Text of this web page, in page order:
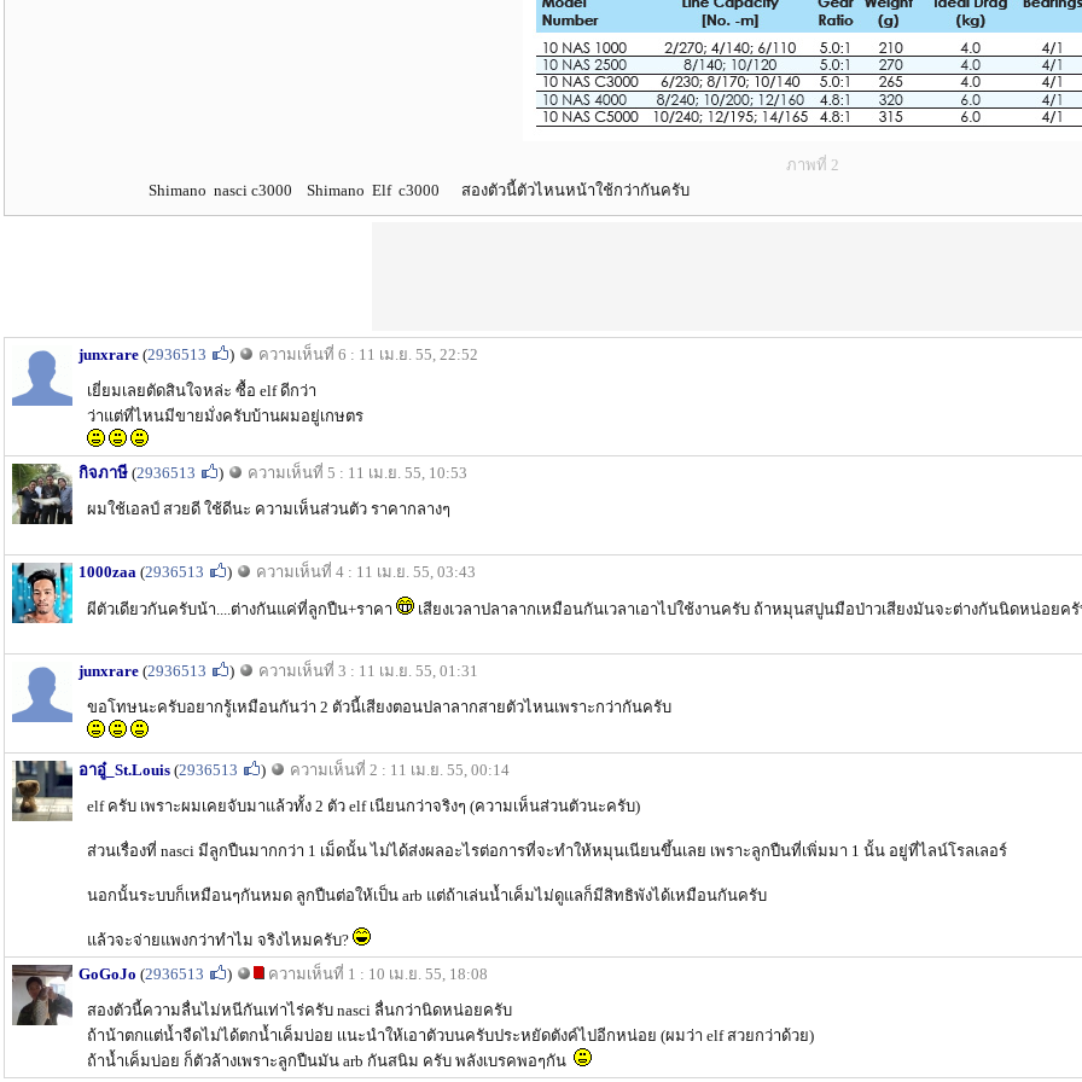
ภาพที่ 2
Shimano nasci c3000 Shimano Elf c3000 สองตัวนี้ตัวไหนหน้าใช้กว่ากันครับ
junxrare (2936513 )
ความเห็นที่ 6 : 11 เม.ย. 55, 22:52
เยี่ยมเลยตัดสินใจหล่ะ ซื้อ elf ดีกว่า
ว่าแต่ที่ไหนมีขายมั่งครับบ้านผมอยู่เกษตร
กิจภาษี (2936513 )
ความเห็นที่ 5 : 11 เม.ย. 55, 10:53
ผมใช้เอลป์ สวยดี ใช้ดีนะ ความเห็นส่วนตัว ราคากลางๆ
1000zaa (2936513 ) ความเห็นที่ 4 : 11 เม.ย. 55, 03:43
ผีตัวเดียวกันครับน้า....ต่างกันแค่ที่ลูกปืน+ราคา เสียงเวลาปลาลากเหมือนกันเวลาเอาไปใช้งานครับ ถ้าหมุนสปูนมือป่าวเสียงมันจะต่างกันนิดหน่อยค
junxrare (2936513 )
ความเห็นที่ 3 : 11 เม.ย. 55, 01:31
ขอโทษนะครับอยากรู้เหมือนกันว่า 2 ตัวนี้เสียงตอนปลาลากสายตัวไหนเพราะกว่ากันครับ
อาอู๋_St.Louis (2936513 )
ความเห็นที่ 2 : 11 เม.ย. 55, 00:14
elf ครับ เพราะผมเคยจับมาแล้วทั้ง 2 ตัว elf เนียนกว่าจริงๆ (ความเห็นส่วนตัวนะครับ)
ส่วนเรื่องที่ nasci มีลูกปืนมากกว่า 1 เม็ดนั้น ไม่ได้ส่งผลอะไรต่อการที่จะทำให้หมุนเนียนขึ้นเลย เพราะลูกปืนที่เพิ่มมา 1 นั้น อยู่ที่ไลน์โรลเลอร์
นอกนั้นระบบก็เหมือนๆกันหมด ลูกปืนต่อให้เป็น arb แต่ถ้าเล่นน้ำเค็มไม่ดูแลก็มีสิทธิพังได้เหมือนกันครับ
แล้วจะจ่ายแพงกว่าทำไม จริงไหมครับ?
GoGoJo (2936513 )
ความเห็นที่ 1 : 10 เม.ย. 55, 18:08
สองตัวนี้ความลื่นไม่หนีกันเท่าไร่ครับ nasci ลื่นกว่านิดหน่อยครับ
ถ้าน้าตกเเต่น้ำจืดไม่ได้ตกน้ำเค็มบ่อย เเนะนำให้เอาตัวบนครับประหยัดตังค์ไปอีกหน่อย (ผมว่า elf สวยกว่าด้วย)
ถ้าน้ำเค็มบ่อย ก็ตัวล้างเพราะลูกปืนมัน arb กันสนิม ครับ พลังเบรคพอๆกัน